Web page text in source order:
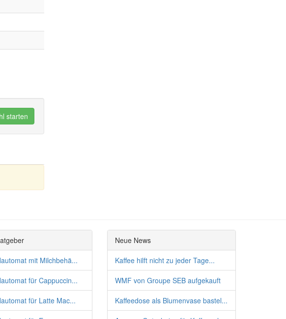
starten
mit Milchbehä...
für Cappuccin...
für Latte Mac...
Neue News
Kaffee hilft nicht zu jeder Tage...
WMF von Groupe SEB aufgekauft
Kaffeedose als Blumenvase bastel...